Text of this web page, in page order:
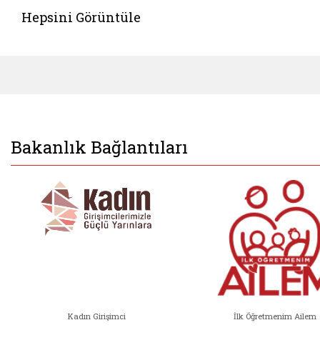
Hepsini Görüntüle
Bakanlık Bağlantıları
Kadın Girişimci İlk Öğretmenim Ailem